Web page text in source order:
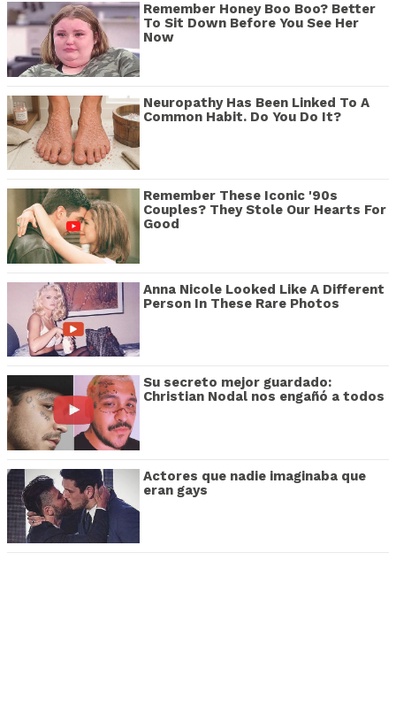
Remember Honey Boo Boo? Better
To Sit Down Before You See Her
Now
Neuropathy Has Been Linked To A
Common Habit. Do You Do It?
Remember These Iconic '90s
Couples? They Stole Our Hearts For
Good
Anna Nicole Looked Like A Different
Person In These Rare Photos
Su secreto mejor guardado:
Christian Nodal nos engañó a todos
Actores que nadie imaginaba que
eran gays